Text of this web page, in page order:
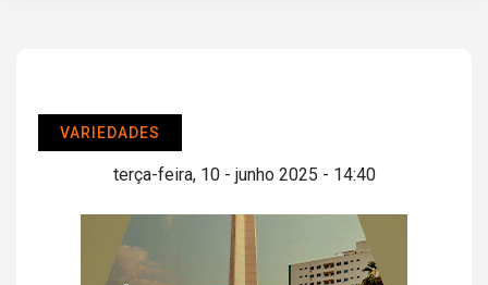
VARIEDADES
terça-feira, 10 - junho 2025 - 14:40